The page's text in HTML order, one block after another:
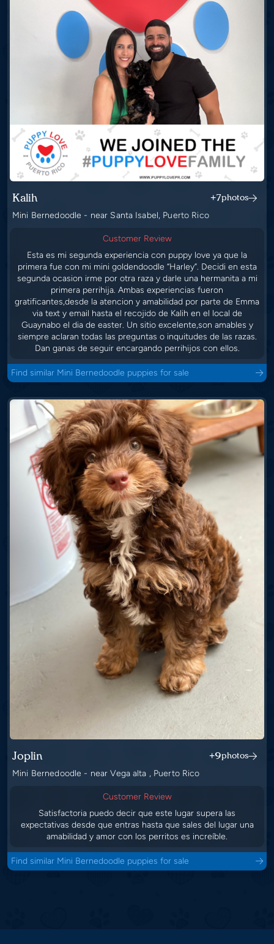
Kalih +7photos
Mini Bernedoodle - near Santa Isabel, Puerto Rico
Customer Review
Esta es mi segunda experiencia con puppy love ya que la
primera fue con mi mini goldendoodle “Harley”. Decidi en esta
segunda ocasion irme por otra raza y darle una hermanita a mi
primera perrihija. Ambas experiencias fueron
gratificantes,desde la atencion y amabilidad por parte de Emma
via text y email hasta el recojido de Kalih en el local de
Guaynabo el dia de easter. Un sitio excelente,son amables y
siempre aclaran todas las preguntas o inquitudes de las razas.
Dan ganas de seguir encargando perrihijos con ellos.
Find similar Mini Bernedoodle puppies for sale
Joplin +9photos
Mini Bernedoodle - near Vega alta , Puerto Rico
Customer Review
Satisfactoria puedo decir que este lugar supera las
expectativas desde que entras hasta que sales del lugar una
amabilidad y amor con los perritos es increíble.
Find similar Mini Bernedoodle puppies for sale